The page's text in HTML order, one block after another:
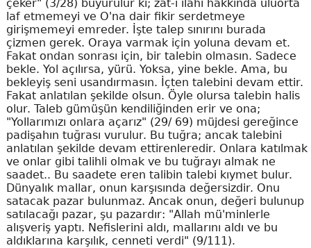
çeker" (3/28) buyurulur ki; zat-ı ilahi hakkında uluorta
laf etmemeyi ve O'na dair fikir serdetmeye
girişmemeyi emreder. İşte talep sınırını burada
çizmen gerek. Oraya varmak için yoluna devam et.
Fakat ondan sonrası için, bir talebin olmasın. Sadece
bekle. Yol açılırsa, yürü. Yoksa, yine bekle. Ama, bu
bekleyiş seni usandırmasın. İçten talebini devam ettir.
Fakat anlatılan şekilde olsun. Öyle olursa talebin halis
olur. Taleb gümüşün kendiliğinden erir ve ona;
"Yollarımızı onlara açarız" (29/ 69) müjdesi gereğince
padişahın tuğrası vurulur. Bu tuğra; ancak talebini
anlatılan şekilde devam ettirenleredir. Onlara katılmak
ve onlar gibi talihli olmak ve bu tuğrayı almak ne
saadet.. Bu saadete eren talibin talebi kıymet bulur.
Dünyalık mallar, onun karşısında değersizdir. Onu
satacak pazar bulunmaz. Ancak onun, değeri bulunup
satılacağı pazar, şu pazardır: "Allah mü'minlerle
alışveriş yaptı. Nefislerini aldı, mallarını aldı ve bu
aldıklarına karşılık, cenneti verdi" (9/111).